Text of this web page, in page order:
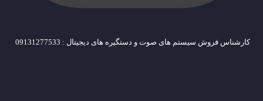
کارشناس فروش سیستم های صوت و دستگیره های دیجیتال : 09131277533